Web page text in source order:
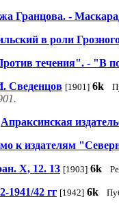
Гранцова. -
в роли
течения". - "В
Сведенцов [1901] 6k
Апраксинская
к издателям
X, 12. 13 [1903] 6k
1941/42 гг [1942] 6k